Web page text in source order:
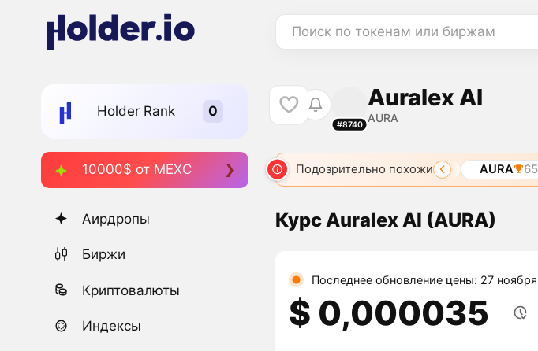
Поиск по токенам или биржам
Holder Rank
10000$ от MEXC
Аирдропы
Биржи
Криптовалюты
Индексы
#8740
Auralex AI
AURA
Подозрительно похожи
AURA 1266 AURA 2962 AURA 3954 AURA 6080 AURA 6569
Курс Auralex AI (AURA)
Последнее обновление цены: 27 ноября
$ 0,000035